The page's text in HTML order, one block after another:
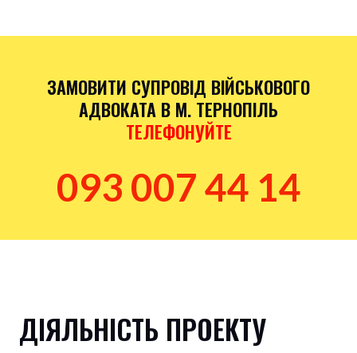
ЗАМОВИТИ СУПРОВІД ВІЙСЬКОВОГО
АДВОКАТА В М. ТЕРНОПІЛЬ
ТЕЛЕФОНУЙТЕ
093 007 44 14
ДІЯЛЬНІСТЬ ПРОЕКТУ